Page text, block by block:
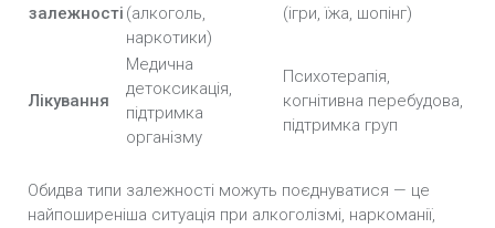
залежності (алкоголь,
наркотики)
(ігри, їжа, шопінг)
Лікування
Медична
детоксикація,
підтримка
організму
Психотерапія,
когнітивна перебудова,
підтримка груп
Обидва типи залежності можуть поєднуватися — це
найпоширеніша ситуація при алкоголізмі, наркоманії,